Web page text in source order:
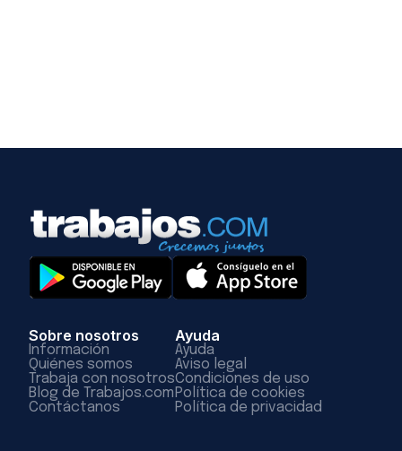
Sobre nosotros
Información
Quiénes somos
Trabaja con nosotros
Blog de Trabajos.com
Contáctanos
Ayuda
Ayuda
Aviso legal
Condiciones de uso
Política de cookies
Política de privacidad